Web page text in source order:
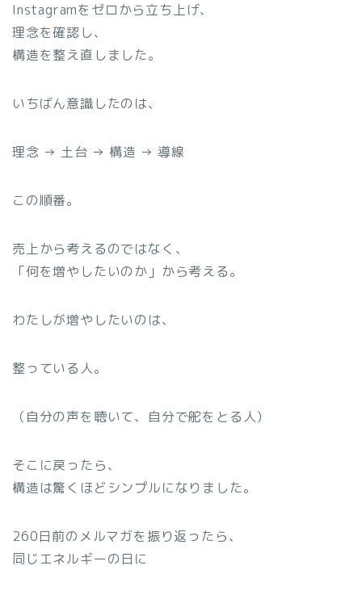
Instagramをゼロから立ち上げ、
理念を確認し、
構造を整え直しました。
いちばん意識したのは、
理念 → 土台 → 構造 → 導線
この順番。
売上から考えるのではなく、
「何を増やしたいのか」から考える。
わたしが増やしたいのは、
整っている人。
（自分の声を聴いて、自分で舵をとる人）
そこに戻ったら、
構造は驚くほどシンプルになりました。
260日前のメルマガを振り返ったら、
同じエネルギーの日に